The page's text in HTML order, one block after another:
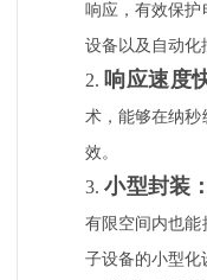
响应，有效保
设备以及自动化
2. 响应速度
术，能够在纳
效。
3.小型封装：
有限空间内也
子设备的小型化